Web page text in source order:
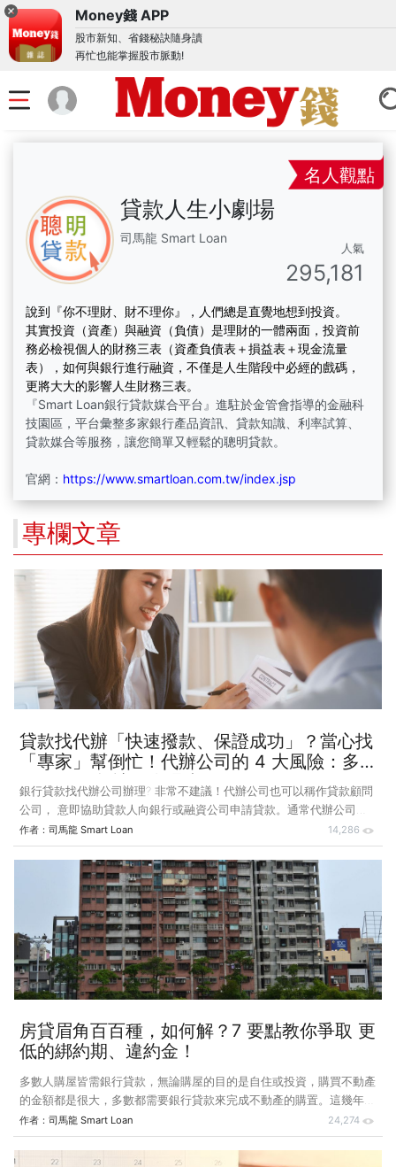
Money錢 APP
股市新知、省錢秘訣隨身讀
再忙也能掌握股市脈動!
名人觀點
貸款人生小劇場
司馬龍 Smart Loan
人氣
295,181
說到『你不理財、財不理你』，人們總是直覺地想到投資。
其實投資（資產）與融資（負債）是理財的一體兩面， 投資前
務必檢視個人的財務三表（資產負債表＋損益表＋現金流量
表），如何與銀行進行融資， 不僅是人生階段中必經的戲碼，
更將大大的影響人生財務三表。
『Smart Loan銀行貸款媒合平台』進駐於金管會指導的金融科
技園區， 平台彙整多家銀行產品資訊、貸款知識、利率試算、
貸款媒合等服務，讓您簡單又輕鬆的聰明貸款。
官網： https://www.smartloan.com.tw/index.jsp
專欄文章
貸款找代辦「快速撥款、保證成功」？當心找
「專家」幫倒忙！代辦公司的 4 大風險：多
付錢 還可能讓個資曝光…
銀行貸款找代辦公司辦理? 非常不建議！代辦公司也可以稱作貸款顧問
公司， 意即協助貸款人向銀行或融資公司申請貸款。通常代辦公司號
稱了解各家銀行授信角度，會視申貸人自身狀況給予個別銀行的貸款產
品建議並協助送件！不過尋找代辦通常跟個人去銀行申請結果並無二
致，核貸最終授信結果仍以銀行給予條件為準，請想想，一個人的信用
紀錄都在聯徵中心，並無法自外部變更 ; 代辦業者可以上下其手欺瞞銀
行的方式也只有經過包裝後的書面資料提供... 然而在資訊發達的年代想
呼弄銀行其實也越來越困難。 所以委託號稱銀行專家的代辦公司事
實上常常是貸款不成，還會極大的機率產生
作者： 司馬龍 Smart Loan 14,286
房貸眉角百百種，如何解？7 要點教你爭取 更
低的綁約期、違約金！
多數人購屋皆需銀行貸款，無論購屋的目的是自住或投資，購買不動產
的金額都是很大，多數都需要銀行貸款來完成不動產的購置。這幾年因
為低利環境的因素，貸款利息雖然越來越低，但相對的房價也越來越
高，因此10年前同樣的金額可能已買不到一樣的房子，但貸款的利息成
本卻較10年前便宜非常多... 這樣的情況確實也讓需要購屋自住民眾有些
作者： 司馬龍 Smart Loan 24,274